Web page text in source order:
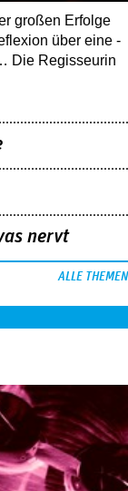
großen Erfolge
über eine
Die Regisseurin
nervt
ALLE THEMEN